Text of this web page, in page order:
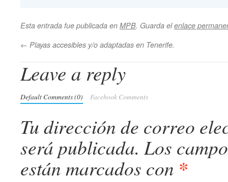
Esta entrada fue publicada en MPB. Guarda elenlace
← Playas accesibles y/o adaptadas en Tenerife.
Leave a reply
Default Comments (0) Facebook Comments
Tu dirección de correo
será publicada. Los
están marcados con *